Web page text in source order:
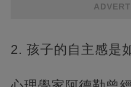
2. 孩子的自主感是